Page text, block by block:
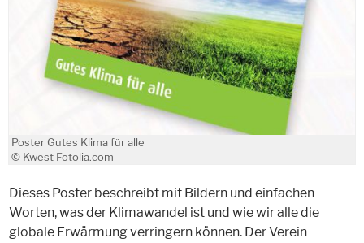
Poster Gutes Klima für alle
© Kwest Fotolia.com
Dieses Poster beschreibt mit Bildern und einfachen
Worten, was der Klimawandel ist und wie wir alle die
globale Erwärmung verringern können. Der Verein